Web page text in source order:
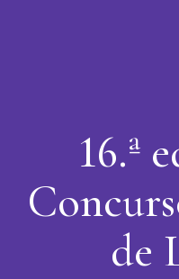
16.ª
de